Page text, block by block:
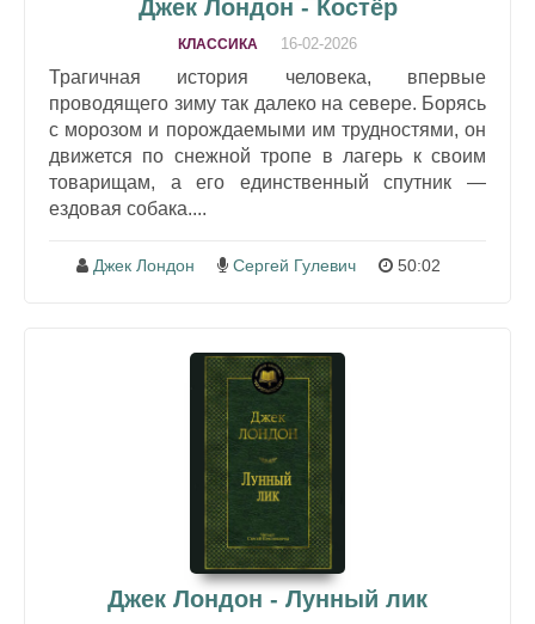
Джек Лондон - Костёр
КЛАССИКА 16-02-2026
Трагичная история человека, впервые
проводящего зиму так далеко на севере. Борясь
с морозом и порождаемыми им трудностями, он
движется по снежной тропе в лагерь к своим
товарищам, а его единственный спутник —
ездовая собака....
Джек Лондон Сергей Гулевич 50:02
Джек Лондон - Лунный лик